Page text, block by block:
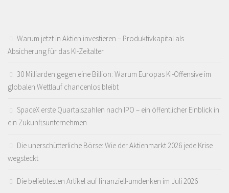
Warum jetzt in Aktien investieren – Produktivkapital als
Absicherung für das KI-Zeitalter
30 Milliarden gegen eine Billion: Warum Europas KI-Offensive im
globalen Wettlauf chancenlos bleibt
SpaceX erste Quartalszahlen nach IPO – ein öffentlicher Einblick in
ein Zukunftsunternehmen
Die unerschütterliche Börse: Wie der Aktienmarkt 2026 jede Krise
wegsteckt
Die beliebtesten Artikel auf finanziell-umdenken im Juli 2026